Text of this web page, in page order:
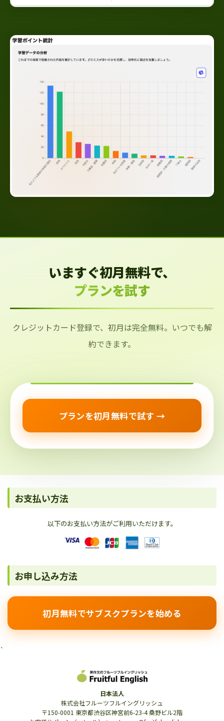
いますぐ初月無料で、
プランを試す
クレジットカード登録で、初月は完全無料。いつでも解
約できます。
プランを初月無料で試す →
お支払い方法
以下のお支払い方法がご利用いただけます。
お申し込み方法
初月無料でサブスクプランを始める
`
日本法人
株式会社フルーツフルイングリッシュ
〒150-0001 東京都渋谷区神宮前6-23-4 桑野ビル2階